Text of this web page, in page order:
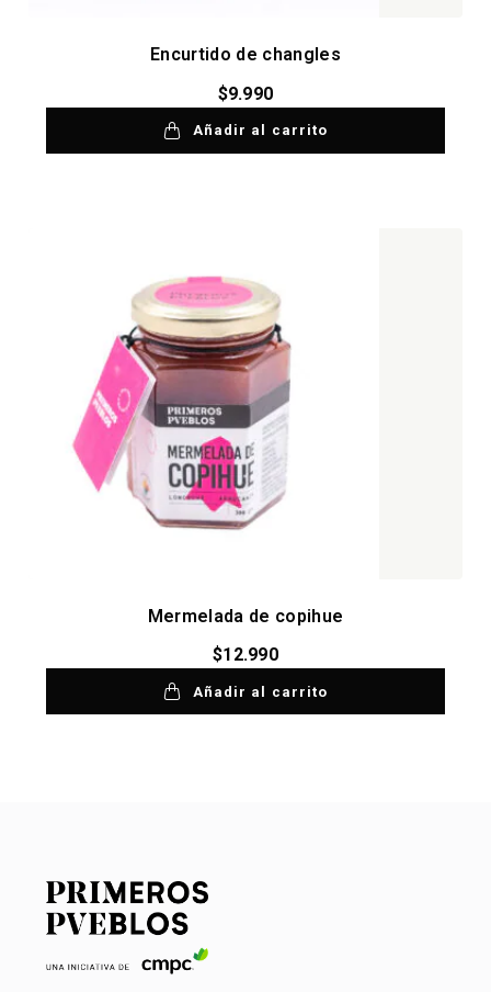
Encurtido de changles
$9.990
Añadir al carrito
Mermelada de copihue
$12.990
Añadir al carrito